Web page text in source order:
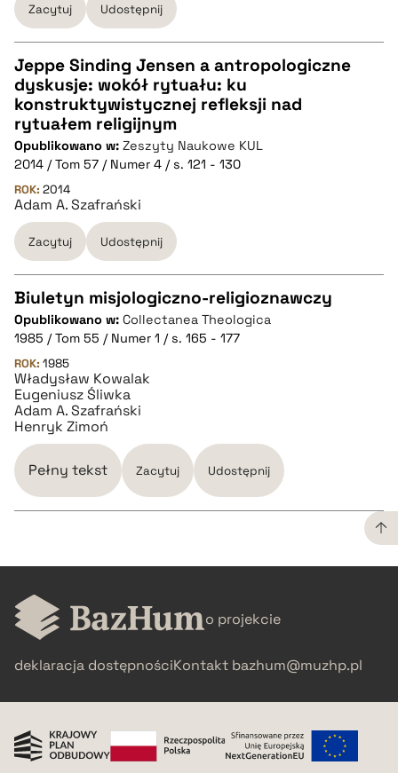
Zacytuj Udostępnij
CZYSTY TEKST
pobierz cytat
BIBTEX
pobierz cytat
Jeppe Sinding Jensen a antropologiczne
dyskusje: wokół rytuału: ku
konstruktywistycznej refleksji nad
rytuałem religijnym
Opublikowano w: Zeszyty Naukowe KUL
2014 / Tom 57 / Numer 4 / s. 121 - 130
ROK: 2014
Adam A. Szafrański
Zacytuj Udostępnij
CZYSTY TEKST
pobierz cytat
BIBTEX
pobierz cytat
Biuletyn misjologiczno-religioznawczy
Opublikowano w: Collectanea Theologica
1985 / Tom 55 / Numer 1 / s. 165 - 177
ROK: 1985
Władysław Kowalak
Eugeniusz Śliwka
Adam A. Szafrański
Henryk Zimoń
Pełny tekst Zacytuj Udostępnij
CZYSTY TEKST
pobierz cytat
BIBTEX
o projekcie
deklaracja dostępnościKontakt bazhum@muzhp.pl